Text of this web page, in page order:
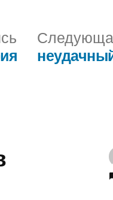
Предыдущая
запись: